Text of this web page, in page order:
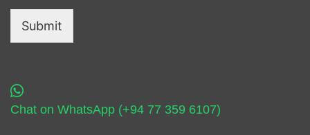
Submit
Chat on WhatsApp (+94 77 359 6107)